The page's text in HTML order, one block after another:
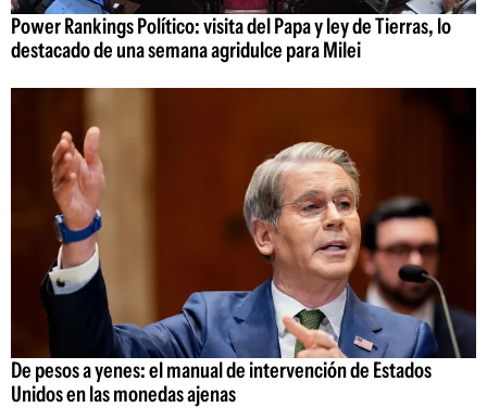
Power Rankings Político: visita del Papa y ley de Tierras, lo
destacado de una semana agridulce para Milei
De pesos a yenes: el manual de intervención de Estados
Unidos en las monedas ajenas